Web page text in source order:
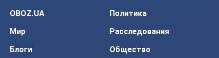
OBOZ.UA
Политика
Мир
Расследования
Блоги
Общество